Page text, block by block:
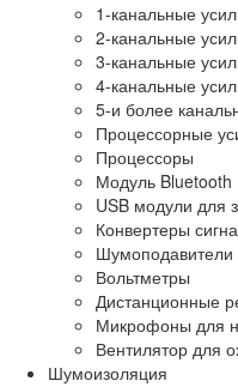
1-канальные
2-канальные
3-канальные
4-канальные
5-и более
Процессорные
Процессоры
Модуль Bluetooth
USB модули для
Конвертеры
Шумоподавители
Вольтметры
Дистанционные
Микрофоны для
Вентилятор для
Шумоизоляция